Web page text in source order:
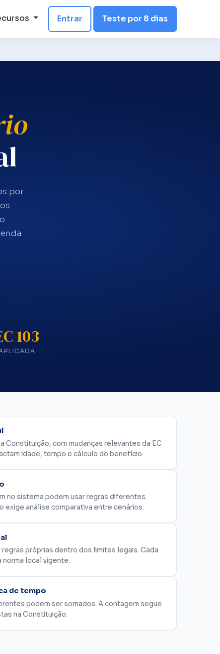
Entrar Teste por 8 dias
por
103
Constituição, com mudanças relevantes da EC
idade, tempo e cálculo do benefício.
no sistema podem usar regras diferentes.
exige análise comparativa entre cenários.
próprias dentro dos limites legais. Cada
norma local vigente.
de tempo
podem ser somados. A contagem segue
na Constituição.